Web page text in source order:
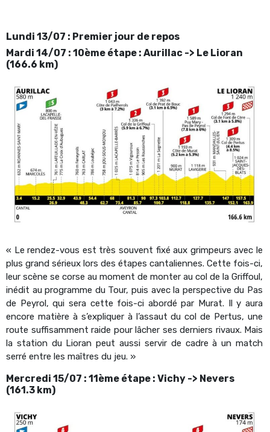
Lundi 13/07 : Premier jour de repos
Mardi 14/07 : 10ème étape : Aurillac -> Le Lioran
(166.6 km)
« Le rendez-vous est très souvent fixé aux grimpeurs avec le
plus grand sérieux lors des étapes cantaliennes. Cette fois-ci,
leur scène se corse au moment de monter au col de la Griffoul,
inédit au programme du Tour, puis avec la perspective du Pas
de Peyrol, qui sera cette fois-ci abordé par Murat. Il y aura
encore matière à s’expliquer à l’assaut du col de Pertus, une
route suffisamment raide pour lâcher ses derniers rivaux. Mais
la station du Lioran peut aussi servir de cadre à un match
serré entre les maîtres du jeu. »
Mercredi 15/07 : 11ème étape : Vichy -> Nevers
(161.3 km)